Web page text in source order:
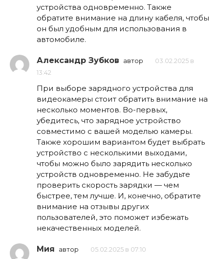
устройства одновременно. Также
обратите внимание на длину кабеля, чтобы
он был удобным для использования в
автомобиле.
Александр Зубков автор
03.02.2025 в
13:42
При выборе зарядного устройства для
видеокамеры стоит обратить внимание на
несколько моментов. Во-первых,
убедитесь, что зарядное устройство
совместимо с вашей моделью камеры.
Также хорошим вариантом будет выбрать
устройство с несколькими выходами,
чтобы можно было зарядить несколько
устройств одновременно. Не забудьте
проверить скорость зарядки — чем
быстрее, тем лучше. И, конечно, обратите
внимание на отзывы других
пользователей, это поможет избежать
некачественных моделей.
Мия автор 05.02.2025 в 07:10